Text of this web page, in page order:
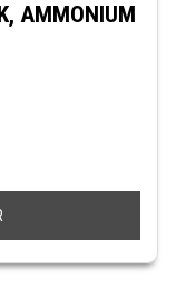
AMMONIUM